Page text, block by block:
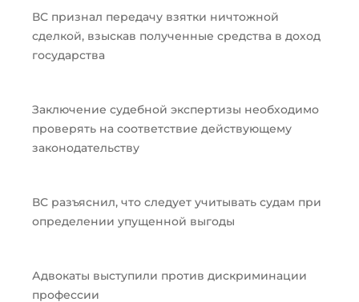
ВС признал передачу взятки ничтожной
сделкой, взыскав полученные средства в доход
государства
Заключение судебной экспертизы необходимо
проверять на соответствие действующему
законодательству
ВС разъяснил, что следует учитывать судам при
определении упущенной выгоды
Адвокаты выступили против дискриминации
профессии